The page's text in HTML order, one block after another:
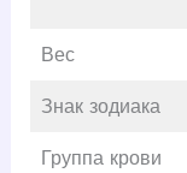
Вес
Знак зодиака
Группа крови